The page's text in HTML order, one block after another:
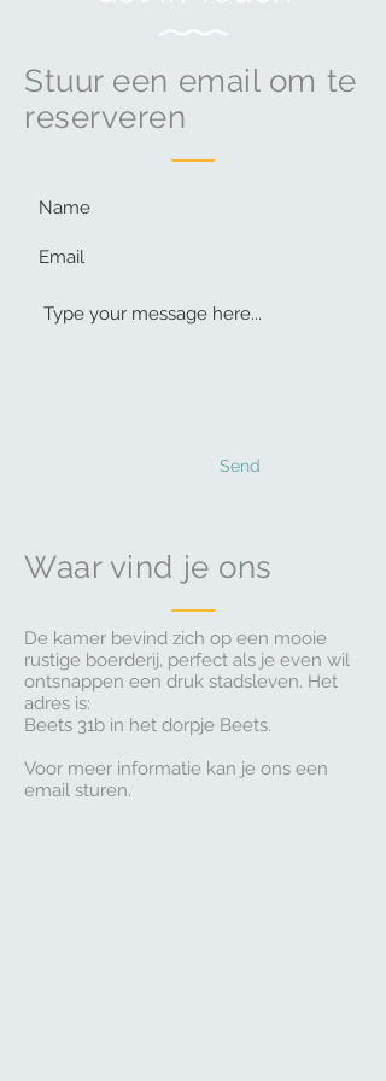
Stuur een email om te
reserveren
Send
Waar vind je ons
De kamer bevind zich op een mooie
rustige boerderij, perfect als je even wil
ontsnappen een druk stadsleven. Het
adres is:
Beets 31b in het dorpje Beets.
Voor meer informatie kan je ons een
email sturen.